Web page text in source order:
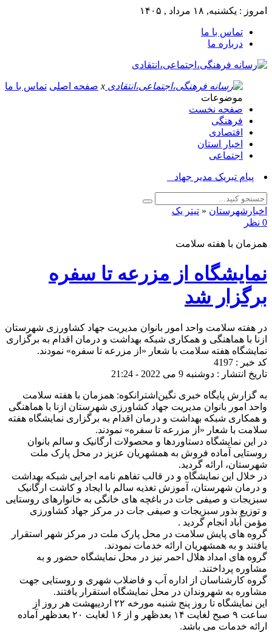
امروز : یکشنبه, ۱۸ مرداد , ۱۴۰۵
تماس با ما
درباره ما
x صفحه اصلی تماس با ما
موضوعات
صفحه نخست
فرهنگی
اقتصادی
اخبار استان
اجتماعی
پیام تبریک مدیر جهاد کشاورز_
اخبارشهرستان « تیتر یک
0 نظر
همزمان با هفته سلامت
نمایشگاه از مزرعه تا سفره
برگزار شد
در هفته سلامت واحد امور بانوان مدیریت جهاد کشاورزی شهرستان
ازنا با هماهنگی و همکاری شبکه بهداشت و درمان اقدام به برگزاری
نمایشگاه هفته سلامت با شعار «از مزرعه تا سفره» نمودند.
کد خبر : 4197
تاریخ انتشار : دوشنبه 9 می 2022 - 21:24
به گزارش پایگاه خبری نگین‌اشترانکوه: همزمان با هفته سلامت
واحد امور بانوان مدیریت جهاد کشاورزی شهرستان ازنا با هماهنگی
و همکاری شبکه بهداشت و درمان اقدام به برگزاری نمایشگاه هفته
سلامت با شعار «از مزرعه تا سفره» نمودند.
در این نمایشگاه دستاوردها و محصولات ارگانیک و سالم بانوان
روستایی آماده فروش به همشهریان عزیز در محل پارک ملت
شهرستان، ارائه گردید.
در خلال این نمایشگاه و در قالب تفاهم نامه اجرایی شبکه بهداشت
و درمان شهرستان، آموزش تغذیه سالم با ایجاد و کاشت ارگانیک
سبزیجات و صیفی جات در باغچه های خانگی به خانوارهای روستایی
و توزیع بذور سبزیجات و صیفی جات در مرکز جهاد کشاورزی
مؤمن آباد انجام گردید .
گروه های پایش سلامت در محل پارک ملت در مرکز شهر استقرار
یافتند و به همشهریان ارائه خدمات نمودند.
گروه های امداد هلال احمر نیز در محل نمایشگاه حضور و به
مشاوره پرداختند.
گروه کارشناسان از اداره آب و فاضلاب شهری و روستایی جهت
مشاوره به شهروندان در محل نمایشگاه استقرار یافتند.
این نمایشگاه تا روز پنج شنبه مورخه ۲۲ اردیبهشت هر روز از
ساعت ۹ صبح لغایت ۱۴ بعدظهر و از ۱۶ لغایت ۲۰ بعدظهر آماده
ارائه خدمات می باشد.